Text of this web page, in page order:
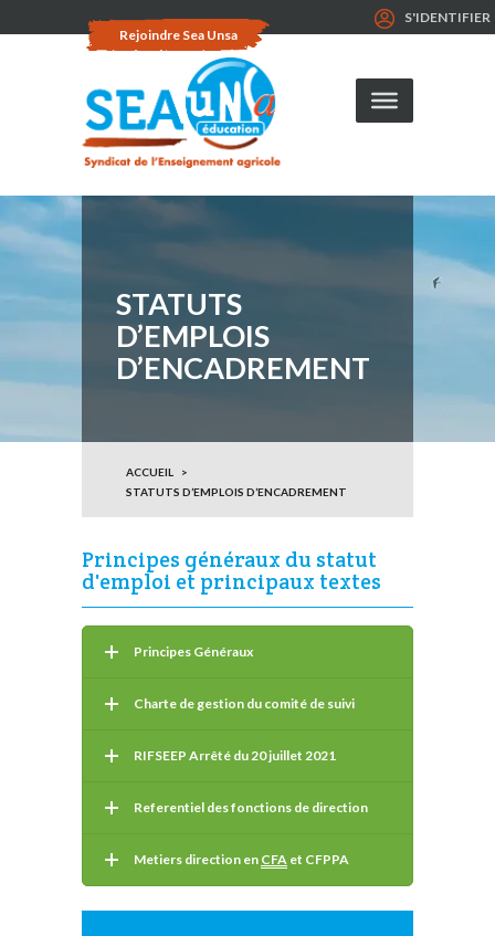
Rejoindre Sea Unsa
S'IDENTIFIER
STATUTS
D’EMPLOIS
D’ENCADREMENT
ACCUEIL
STATUTS D’EMPLOIS D’ENCADREMENT
Principes généraux du statut
d'emploi et principaux textes
Principes Généraux
Charte de gestion du comité de suivi
RIFSEEP Arrêté du 20 juillet 2021
Referentiel des fonctions de direction
Metiers direction en CFA et CFPPA